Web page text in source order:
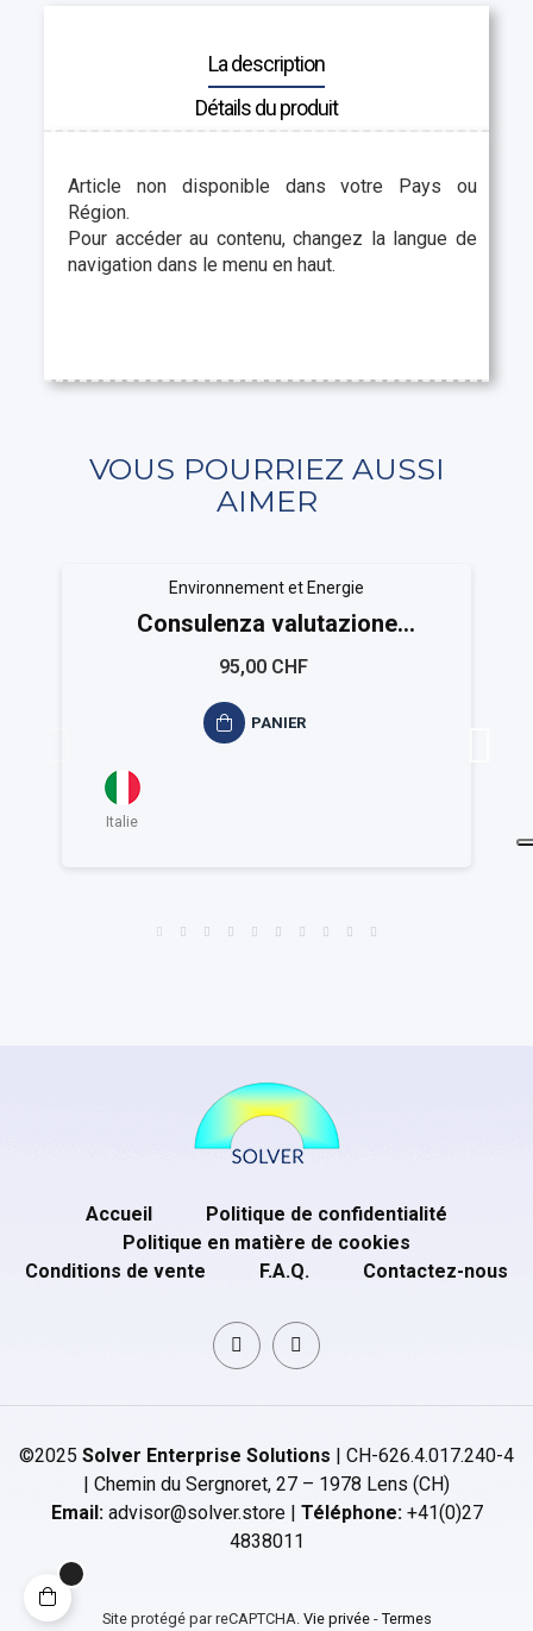
La description
Détails du produit
Article non disponible dans votre Pays ou
Région.
Pour accéder au contenu, changez la langue de
navigation dans le menu en haut.
VOUS POURRIEZ AUSSI
AIMER
Environnement et Energie
Consulenza valutazione
ambientale ISO 14021
95,00 CHF
PANIER
Italie
Accueil
Politique de confidentialité
Politique en matière de cookies
Conditions de vente
F.A.Q. Contactez-nous
©2025 Solver Enterprise Solutions | CH-626.4.017.240-4
| Chemin du Sergnoret, 27 – 1978 Lens (CH)
Email:advisor@solver.store | Téléphone:+41(0)27
4838011
Site protégé par reCAPTCHA. Vie privée- Termes